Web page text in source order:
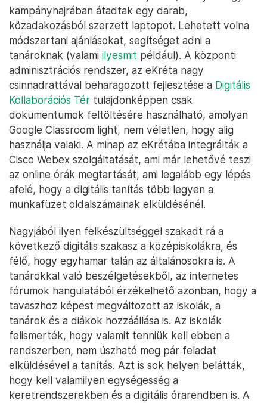
kampányhajrában átadtak egy darab,
közadakozásból szerzett laptopot. Lehetett volna
módszertani ajánlásokat, segítséget adni a
tanároknak (valami ilyesmit például). A központi
adminisztrációs rendszer, az eKréta nagy
csinnadrattával beharagozott fejlesztése a Digitális
Kollaborációs Tér tulajdonképpen csak
dokumentumok feltöltésére használható, amolyan
Google Classroom light, nem véletlen, hogy alig
használja valaki. A minap az eKrétába integrálták a
Cisco Webex szolgáltatását, ami már lehetővé teszi
az online órák megtartását, ami legalább egy lépés
afelé, hogy a digitális tanítás több legyen a
munkafüzet oldalszámainak elküldésénél.
Nagyjából ilyen felkészültséggel szakadt rá a
következő digitális szakasz a középiskolákra, és
félő, hogy egyhamar talán az általánosokra is. A
tanárokkal való beszélgetésekből, az internetes
fórumok hangulatából érzékelhető azonban, hogy a
tavaszhoz képest megváltozott az iskolák, a
tanárok és a diákok hozzáállása is. Az iskolák
felismerték, hogy valamit tenniük kell ebben a
rendszerben, nem úszható meg pár feladat
elküldésével a tanítás. Azt is sok helyen belátták,
hogy kell valamilyen egységesség a
keretrendszerekben és a digitális órarendben is. A